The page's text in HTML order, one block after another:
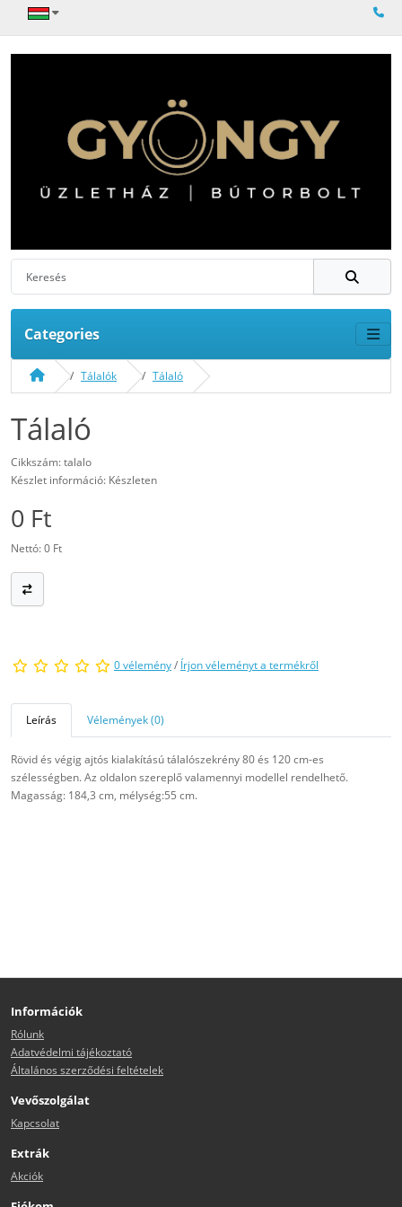
Categories
Tálalók Tálaló
Tálaló
Cikkszám: talalo
Készlet információ: Készleten
0 Ft
Nettó: 0 Ft
0 vélemény/ Írjon véleményt a termékről
Leírás Vélemények (0)
Rövid és végig ajtós kialakítású tálalószekrény 80 és 120 cm-es
szélességben. Az oldalon szereplő valamennyi modellel rendelhető.
Magasság: 184,3 cm, mélység:55 cm.
Információk
Rólunk
Adatvédelmi tájékoztató
Általános szerződési feltételek
Vevőszolgálat
Kapcsolat
Extrák
Akciók